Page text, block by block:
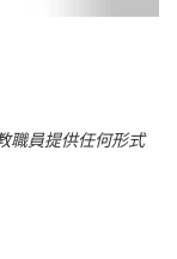
職員提供任何形式